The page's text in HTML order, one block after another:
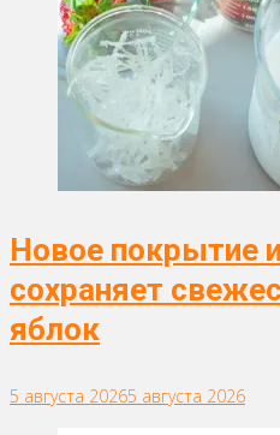
Новое покрытие
сохраняет
яблок
5 августа 20265 августа 2026